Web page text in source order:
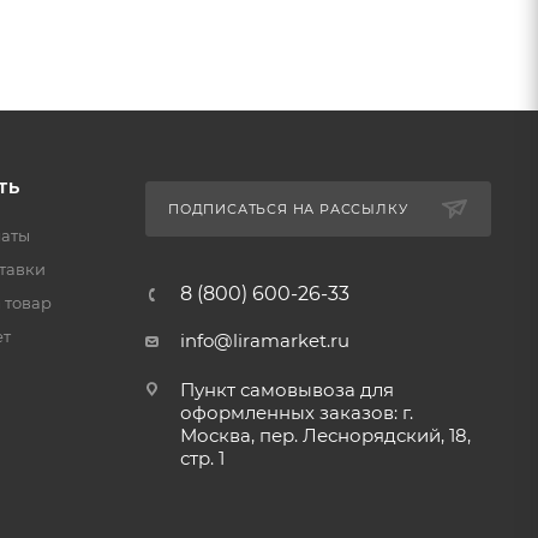
товар
ПОДПИСАТЬСЯ НА РАССЫЛКУ
8 (800) 600-26-33
info@liramarket.ru
Пункт самовывоза для
оформленных заказов: г.
Москва, пер. Леснорядский, 18,
стр. 1